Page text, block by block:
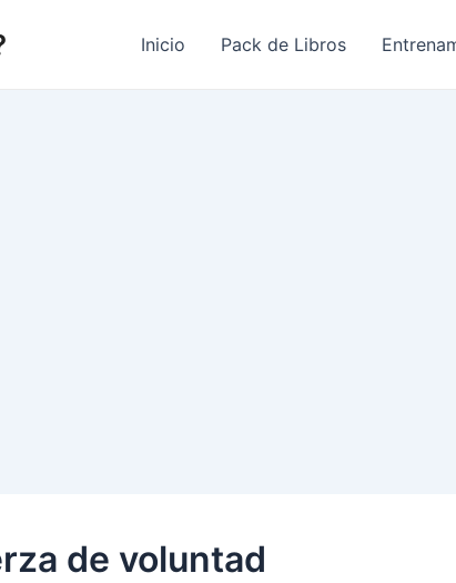
Inicio Pack de Libros
de voluntad